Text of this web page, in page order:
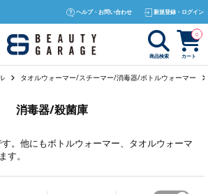
ヘルプ・お問い合わせ 新規登録・ログイン
商品検索 カート
0
タオルウォーマー/スチーマー/消毒器/ボトルウォーマー
消毒器/殺菌庫
。他にもボトルウォーマー、 タオルウォーマ
す。